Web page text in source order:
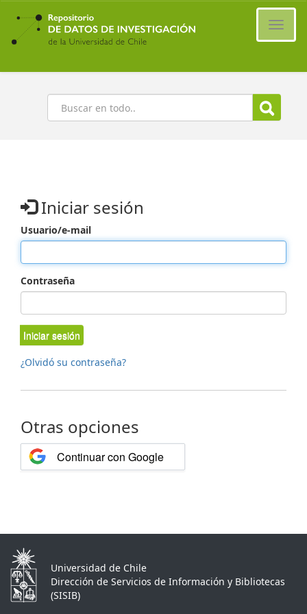
Ir
contenido
principal
Buscar
Iniciar sesión
Usuario/e-mail
Contraseña
Iniciar sesión
¿Olvidó su contraseña?
Otras opciones
Continuar con Google
Universidad de Chile
Dirección de Servicios de Información y Bibliotecas
(SISIB)